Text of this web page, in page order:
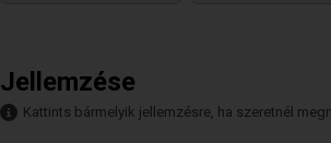
Jellemzése
Kattints bármelyik jellemzésre, ha szeretnél